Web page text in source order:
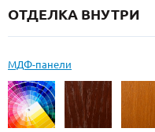
ОТДЕЛКА ВНУТРИ
МДФ-панели